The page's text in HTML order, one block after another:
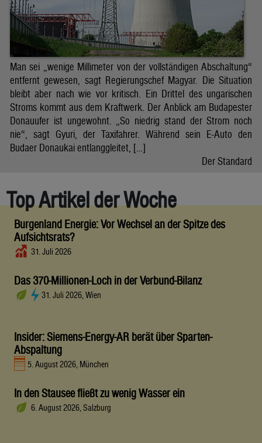
Man sei „wenige Millimeter von der vollständigen Abschaltung“
entfernt gewesen, sagt Regierungschef Magyar. Die Situation
bleibt aber nach wie vor kritisch. Ein Drittel des ungarischen
Stroms kommt aus dem Kraftwerk. Der Anblick am Budapester
Donauufer ist ungewohnt. „So niedrig stand der Strom noch
nie“, sagt Gyuri, der Taxifahrer. Während sein E-Auto den
Budaer Donaukai entlanggleitet, […]
Der Standard
Top Artikel der Woche
Burgenland Energie: Vor Wechsel an der Spitze des
Aufsichtsrats?
31. Juli 2026
Das 370-Millionen-Loch in der Verbund-Bilanz
31. Juli 2026, Wien
Insider: Siemens-Energy-AR berät über Sparten-
Abspaltung
5. August 2026, München
In den Stausee fließt zu wenig Wasser ein
6. August 2026, Salzburg